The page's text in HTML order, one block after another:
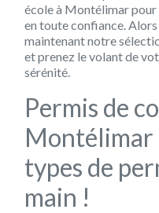
école à Montélimar pour
en toute confiance. Alors
maintenant notre
et prenez le volant de
sérénité.
Permis de
Montélimar
types de
main !